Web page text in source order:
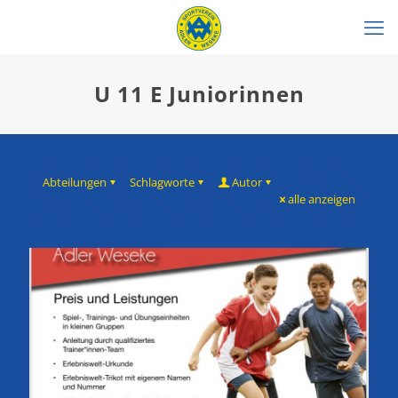
U 11 E Juniorinnen
Abteilungen Schlagworte
Autor
alle anzeigen